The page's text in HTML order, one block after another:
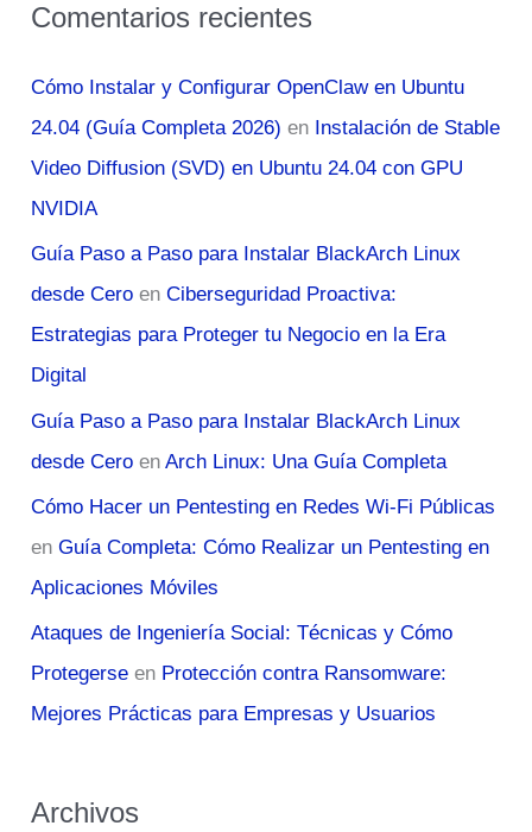
Comentarios recientes
Cómo Instalar y Configurar OpenClaw en Ubuntu
24.04 (Guía Completa 2026) en Instalación de Stable
Video Diffusion (SVD) en Ubuntu 24.04 con GPU
NVIDIA
Guía Paso a Paso para Instalar BlackArch Linux
desde Cero enCiberseguridad Proactiva:
Estrategias para Proteger tu Negocio en la Era
Digital
Guía Paso a Paso para Instalar BlackArch Linux
desde Cero enArch Linux: Una Guía Completa
Cómo Hacer un Pentesting en Redes Wi-Fi Públicas
enGuía Completa: Cómo Realizar un Pentesting en
Aplicaciones Móviles
Ataques de Ingeniería Social: Técnicas y Cómo
Protegerse en Protección contra Ransomware:
Mejores Prácticas para Empresas y Usuarios
Archivos